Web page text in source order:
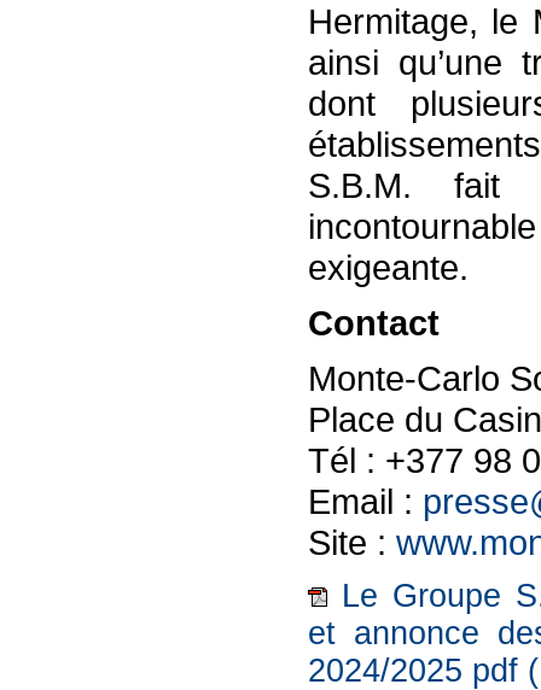
Hermitage, le
ainsi qu’une
dont
S.B.M. fait
exigeante.
Contact
Monte-Carlo
Place du
Tél : +377 98
Email :
Site :
Le Groupe
et annonce
2024/2025 pdf